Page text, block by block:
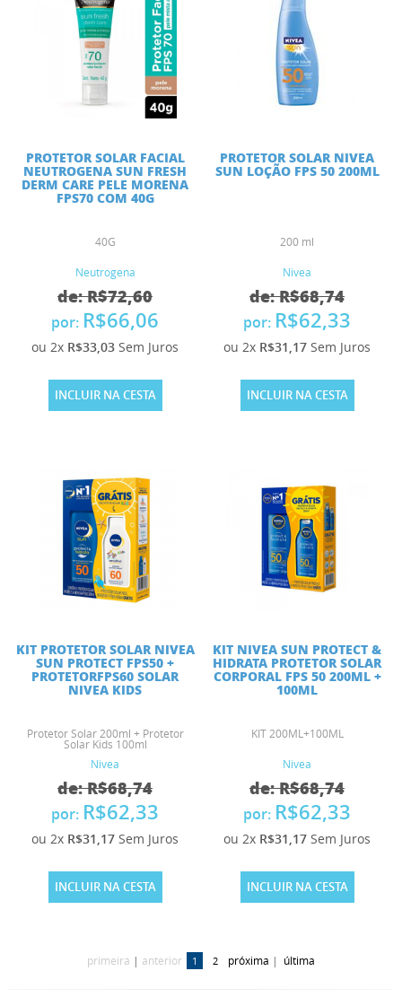
PROTETOR SOLAR FACIAL
NEUTROGENA SUN FRESH
DERM CARE PELE MORENA
FPS70 COM 40G
40G
Neutrogena
de: R$72,60
por: R$66,06
ou 2x R$33,03 Sem Juros
INCLUIR NA CESTA
PROTETOR SOLAR NIVEA
SUN LOÇÃO FPS 50 200ML
200 ml
Nivea
de: R$68,74
por: R$62,33
ou 2x R$31,17 Sem Juros
INCLUIR NA CESTA
KIT PROTETOR SOLAR NIVEA
SUN PROTECT FPS50 +
PROTETORFPS60 SOLAR
NIVEA KIDS
Protetor Solar 200ml + Protetor
Solar Kids 100ml
Nivea
de: R$68,74
por: R$62,33
ou 2x R$31,17 Sem Juros
INCLUIR NA CESTA
KIT NIVEA SUN PROTECT &
HIDRATA PROTETOR SOLAR
CORPORAL FPS 50 200ML +
100ML
KIT 200ML+100ML
Nivea
de: R$68,74
por: R$62,33
ou 2x R$31,17 Sem Juros
INCLUIR NA CESTA
primeira | anterior 1 2 próxima | última